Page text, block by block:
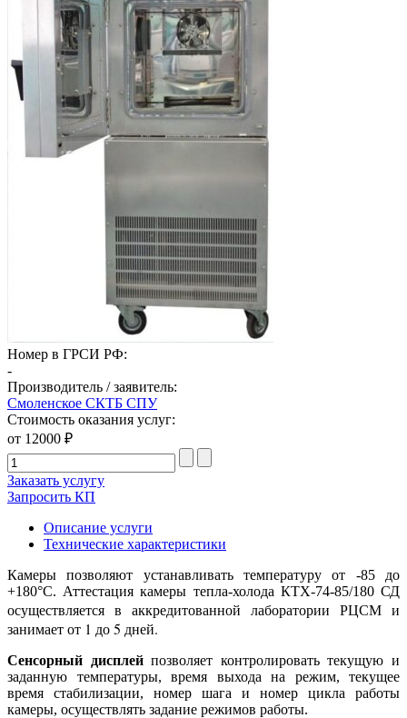
Номер в ГРСИ РФ:
-
Производитель / заявитель:
Смоленское СКТБ СПУ
Стоимость оказания услуг:
от 12000 ₽
Заказать услугу
Запросить КП
Описание услуги
Технические характеристики
Камеры позволяют устанавливать температуру от -85 до
+180°С. Аттестация камеры тепла-холода КТХ-74-85/180 СД
осуществляется в аккредитованной лаборатории РЦСМ и
занимает от 1 до 5 дней.
Сенсорный дисплейпозволяет контролировать текущую и
заданную температуры, время выхода на режим, текущее
время стабилизации, номер шага и номер цикла работы
камеры, осуществлять задание режимов работы.